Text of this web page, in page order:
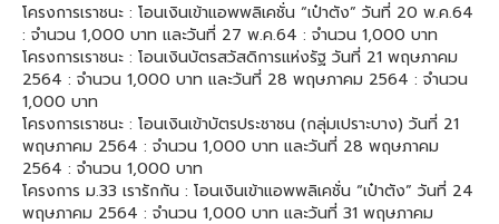
โครงการเราชนะ : โอนเงินเข้าแอพพลิเคชั่น “เป๋าตัง” วันที่ 20 พ.ค.64
: จำนวน 1,000 บาท และวันที่ 27 พ.ค.64 : จำนวน 1,000 บาท
โครงการเราชนะ : โอนเงินบัตรสวัสดิการแห่งรัฐ วันที่ 21 พฤษภาคม
2564 : จำนวน 1,000 บาท และวันที่ 28 พฤษภาคม 2564 : จำนวน
1,000 บาท
โครงการเราชนะ : โอนเงินเข้าบัตรประชาชน (กลุ่มเปราะบาง) วันที่ 21
พฤษภาคม 2564 : จำนวน 1,000 บาท และวันที่ 28 พฤษภาคม
2564 : จำนวน 1,000 บาท
โครงการ ม.33 เรารักกัน : โอนเงินเข้าแอพพลิเคชั่น “เป๋าตัง” วันที่ 24
พฤษภาคม 2564 : จำนวน 1,000 บาท และวันที่ 31 พฤษภาคม